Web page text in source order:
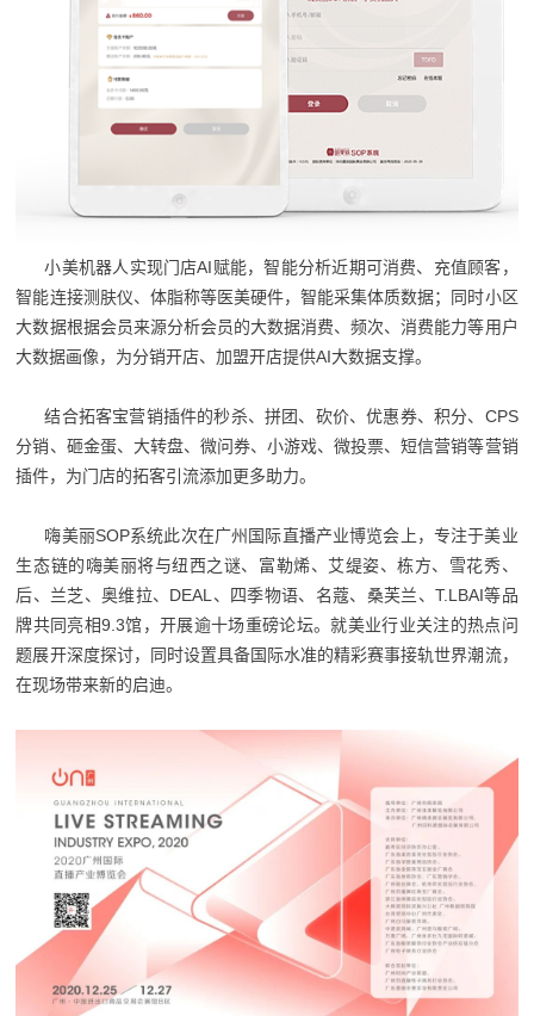
小美机器人实现门店AI赋能，智能分析近期可消费、充值顾客，
智能连接测肤仪、体脂称等医美硬件，智能采集体质数据；同时小区
大数据根据会员来源分析会员的大数据消费、频次、消费能力等用户
大数据画像，为分销开店、加盟开店提供AI大数据支撑。
结合拓客宝营销插件的秒杀、拼团、砍价、优惠券、积分、CPS
分销、砸金蛋、大转盘、微问券、小游戏、微投票、短信营销等营销
插件，为门店的拓客引流添加更多助力。
嗨美丽SOP系统此次在广州国际直播产业博览会上，专注于美业
生态链的嗨美丽将与纽西之谜、富勒烯、艾缇姿、栋方、雪花秀、
后、兰芝、奥维拉、DEAL、四季物语、名蔻、桑芙兰、T.LBAI等品
牌共同亮相9.3馆，开展逾十场重磅论坛。就美业行业关注的热点问
题展开深度探讨，同时设置具备国际水准的精彩赛事接轨世界潮流，
在现场带来新的启迪。